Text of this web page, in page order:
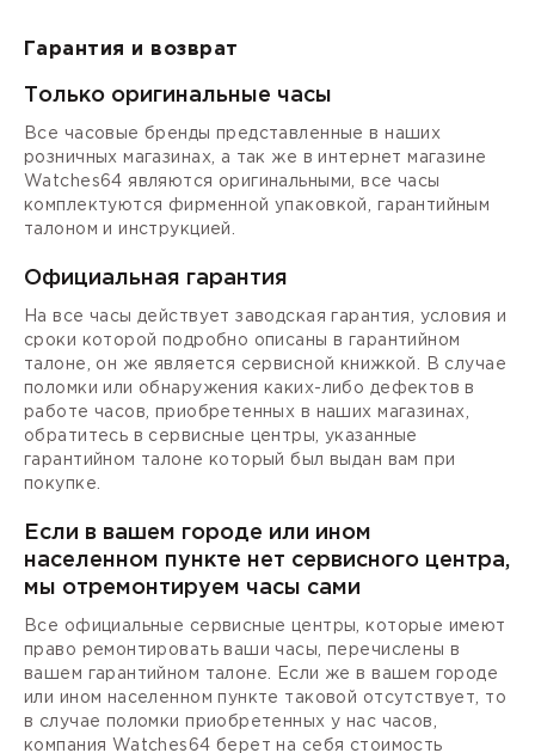
Гарантия и возврат
Только оригинальные часы
Все часовые бренды представленные в наших
розничных магазинах, а так же в интернет магазине
Watches64 являются оригинальными, все часы
комплектуются фирменной упаковкой, гарантийным
талоном и инструкцией.
Официальная гарантия
На все часы действует заводская гарантия, условия и
сроки которой подробно описаны в гарантийном
талоне, он же является сервисной книжкой. В случае
поломки или обнаружения каких-либо дефектов в
работе часов, приобретенных в наших магазинах,
обратитесь в сервисные центры, указанные
гарантийном талоне который был выдан вам при
покупке.
Если в вашем городе или ином
населенном пункте нет сервисного центра,
мы отремонтируем часы сами
Все официальные сервисные центры, которые имеют
право ремонтировать ваши часы, перечислены в
вашем гарантийном талоне. Если же в вашем городе
или ином населенном пункте таковой отсутствует, то
в случае поломки приобретенных у нас часов,
компания Watches64 берет на себя стоимость